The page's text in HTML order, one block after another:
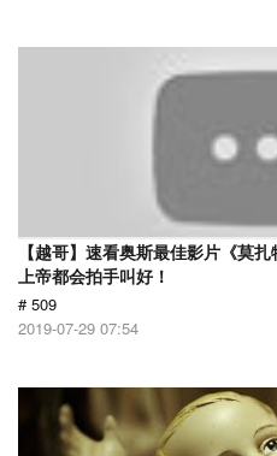
【越哥】速看奥斯最佳影片《莫
上帝都会拍手叫好！
# 509
2019-07-29 07:54